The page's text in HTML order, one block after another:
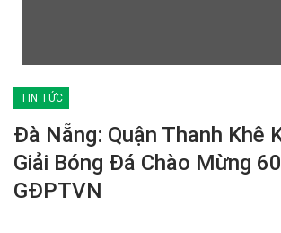
TIN TỨC
Đà Nẵng: Quận Thanh Khê
Giải Bóng Đá Chào Mừng
GĐPTVN